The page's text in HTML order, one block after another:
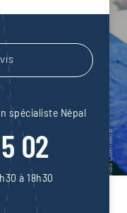
spécialiste Népal
02
à 18h30